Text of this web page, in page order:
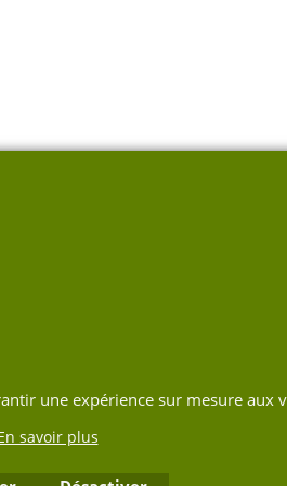
une expérience sur mesure aux
savoir plus